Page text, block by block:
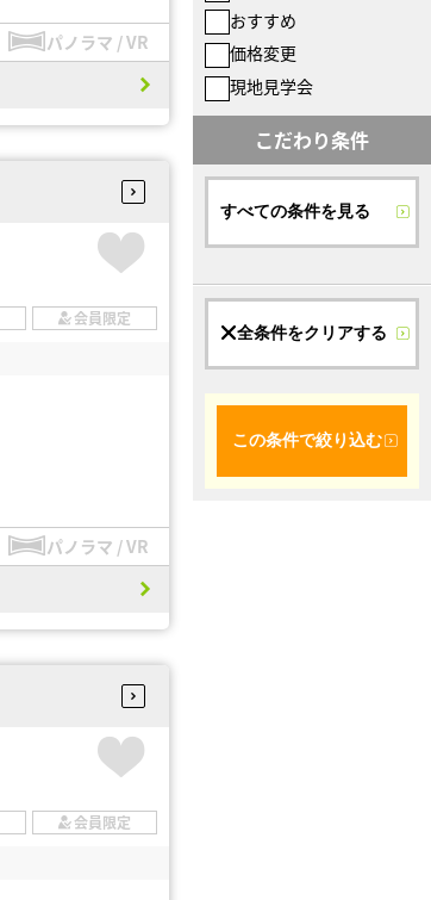
パノラマ / VR
会員限定
パノラマ / VR
会員限定
おすすめ
価格変更
現地見学会
こだわり条件
すべての条件を見る
全条件をクリアする
この条件で絞り込む